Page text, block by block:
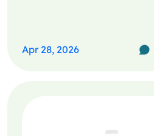
Apr 28, 2026